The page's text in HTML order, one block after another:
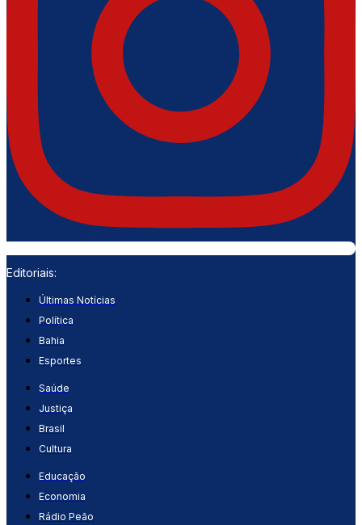
Editoriais:
Últimas Notícias
Política
Bahia
Esportes
Saúde
Justiça
Brasil
Cultura
Educação
Economia
Rádio Peão